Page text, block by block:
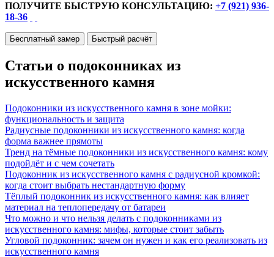
ПОЛУЧИТЕ БЫСТРУЮ КОНСУЛЬТАЦИЮ: +7 (921) 936-
18-36
Бесплатный замер Быстрый расчёт
Статьи о подоконниках из
искусственного камня
Подоконники из искусственного камня в зоне мойки:
функциональность и защита
Радиусные подоконники из искусственного камня: когда
форма важнее прямоты
Тренд на тёмные подоконники из искусственного камня: кому
подойдёт и с чем сочетать
Подоконник из искусственного камня с радиусной кромкой:
когда стоит выбрать нестандартную форму
Тёплый подоконник из искусственного камня: как влияет
материал на теплопередачу от батареи
Что можно и что нельзя делать с подоконниками из
искусственного камня: мифы, которые стоит забыть
Угловой подоконник: зачем он нужен и как его реализовать из
искусственного камня